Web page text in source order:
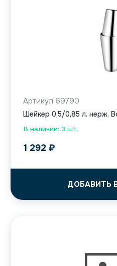
В наличии: 3 шт.
Артикул 69790
Шейкер 0,5/0,85 л. нерж.
1 292 ₽
ДОБАВИТЬ